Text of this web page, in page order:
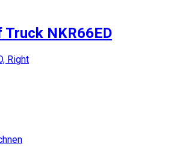
NKR66ED
Right